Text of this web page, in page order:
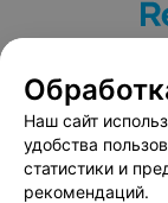
Вакансии
Наш сайт
удобства
статистики и
рекомендаций.